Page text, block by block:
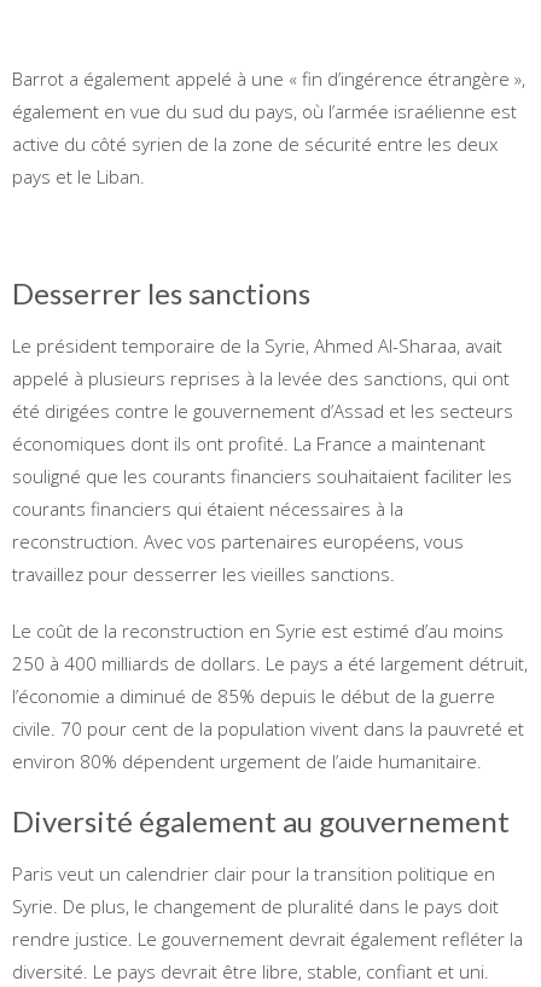
Barrot a également appelé à une « fin d’ingérence étrangère »,
également en vue du sud du pays, où l’armée israélienne est
active du côté syrien de la zone de sécurité entre les deux
pays et le Liban.
Desserrer les sanctions
Le président temporaire de la Syrie, Ahmed Al-Sharaa, avait
appelé à plusieurs reprises à la levée des sanctions, qui ont
été dirigées contre le gouvernement d’Assad et les secteurs
économiques dont ils ont profité. La France a maintenant
souligné que les courants financiers souhaitaient faciliter les
courants financiers qui étaient nécessaires à la
reconstruction. Avec vos partenaires européens, vous
travaillez pour desserrer les vieilles sanctions.
Le coût de la reconstruction en Syrie est estimé d’au moins
250 à 400 milliards de dollars. Le pays a été largement détruit,
l’économie a diminué de 85% depuis le début de la guerre
civile. 70 pour cent de la population vivent dans la pauvreté et
environ 80% dépendent urgement de l’aide humanitaire.
Diversité également au gouvernement
Paris veut un calendrier clair pour la transition politique en
Syrie. De plus, le changement de pluralité dans le pays doit
rendre justice. Le gouvernement devrait également refléter la
diversité. Le pays devrait être libre, stable, confiant et uni.